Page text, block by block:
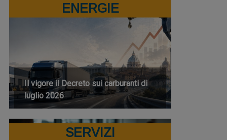
ENERGIE
Il vigore il Decreto sui carburanti di
luglio 2026
SERVIZI